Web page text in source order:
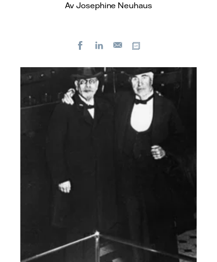
Av Josephine Neuhaus
FacebookLinkedIn
E-